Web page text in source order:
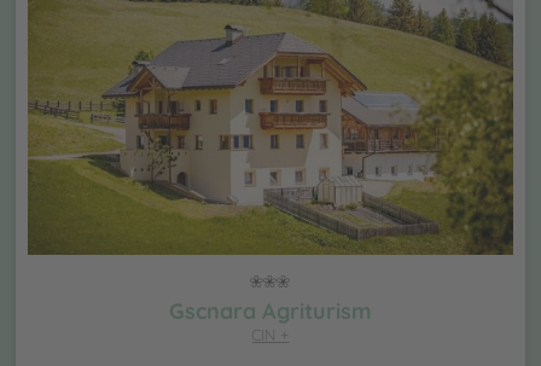
Gscnara Agriturism
CIN +